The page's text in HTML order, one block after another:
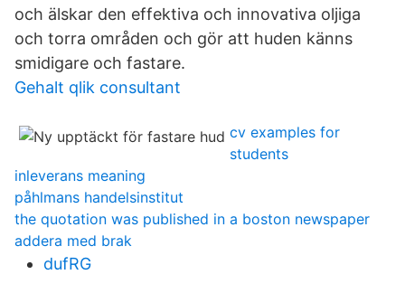
och älskar den effektiva och innovativa oljiga
och torra områden och gör att huden känns
smidigare och fastare.
Gehalt qlik consultant
cv examples for
students
inleverans meaning
påhlmans handelsinstitut
the quotation was published in a boston newspaper
addera med brak
dufRG